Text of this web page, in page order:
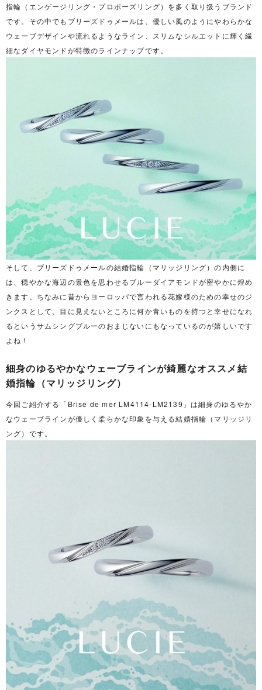
指輪（エンゲージリング・プロポーズリング）を多く取り扱うブランド
です。その中でもブリーズドゥメールは、優しい風のようにやわらかな
ウェーブデザインや流れるようなライン、スリムなシルエットに輝く繊
細なダイヤモンドが特徴のラインナップです。
そして、ブリーズドゥメールの結婚指輪（マリッジリング）の内側に
は、穏やかな海辺の景色を思わせるブルーダイアモンドが密やかに煌め
きます。ちなみに昔からヨーロッパで言われる花嫁様のための幸せのジ
ンクスとして、目に見えないところに何か青いものを持つと幸せになれ
るというサムシングブルーのおまじないにもなっているのが嬉しいです
よね！
細身のゆるやかなウェーブラインが綺麗なオススメ結
婚指輪（マリッジリング）
今回ご紹介する「Brise de mer LM4114-LM2139」は細身のゆるやか
なウェーブラインが優しく柔らかな印象を与える結婚指輪（マリッジリ
ング）です。